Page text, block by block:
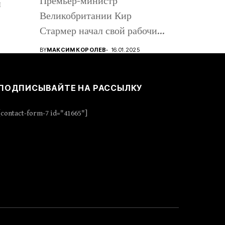
Великобритании Кир
Стармер начал свой рабочий
визит в Киев, вместе с...
BYМАКСИМ КОРОЛЕВ 16.01.2025
НА РАССЫЛКУ
[contact-form-7 id="41665"]